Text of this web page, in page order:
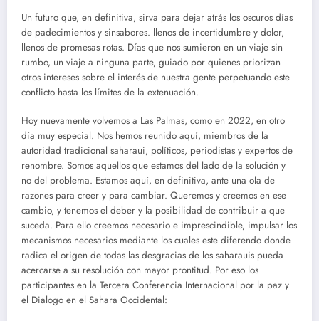
Un futuro que, en definitiva, sirva para dejar atrás los oscuros días
de padecimientos y sinsabores. llenos de incertidumbre y dolor,
llenos de promesas rotas. Días que nos sumieron en un viaje sin
rumbo, un viaje a ninguna parte, guiado por quienes priorizan
otros intereses sobre el interés de nuestra gente perpetuando este
conflicto hasta los límites de la extenuación.
Hoy nuevamente volvemos a Las Palmas, como en 2022, en otro
día muy especial. Nos hemos reunido aquí, miembros de la
autoridad tradicional saharaui, políticos, periodistas y expertos de
renombre. Somos aquellos que estamos del lado de la solución y
no del problema. Estamos aquí, en definitiva, ante una ola de
razones para creer y para cambiar. Queremos y creemos en ese
cambio, y tenemos el deber y la posibilidad de contribuir a que
suceda. Para ello creemos necesario e imprescindible, impulsar los
mecanismos necesarios mediante los cuales este diferendo donde
radica el origen de todas las desgracias de los saharauis pueda
acercarse a su resolución con mayor prontitud. Por eso los
participantes en la Tercera Conferencia Internacional por la paz y
el Dialogo en el Sahara Occidental: